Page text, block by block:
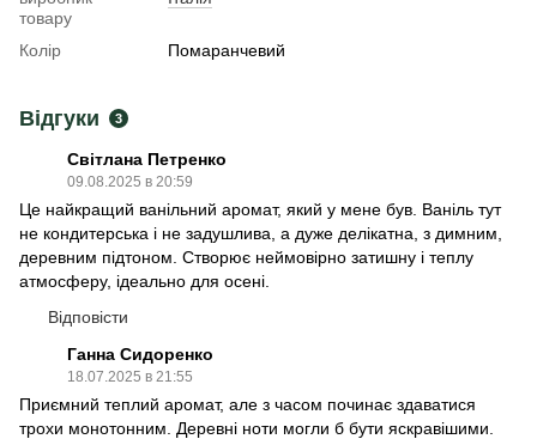
товару
Колір Помаранчевий
Відгуки 3
Світлана Петренко
09.08.2025 в 20:59
Це найкращий ванільний аромат, який у мене був. Ваніль тут
не кондитерська і не задушлива, а дуже делікатна, з димним,
деревним підтоном. Створює неймовірно затишну і теплу
атмосферу, ідеально для осені.
Відповісти
Ганна Сидоренко
18.07.2025 в 21:55
Приємний теплий аромат, але з часом починає здаватися
трохи монотонним. Деревні ноти могли б бути яскравішими.